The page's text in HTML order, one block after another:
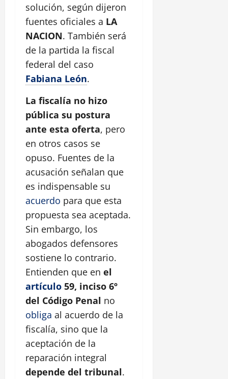
solución, según dijeron
fuentes oficiales a LA
NACION. También será
de la partida la fiscal
federal del caso
Fabiana León.
La fiscalía no hizo
pública su postura
ante esta oferta, pero
en otros casos se
opuso. Fuentes de la
acusación señalan que
es indispensable su
acuerdo para que esta
propuesta sea aceptada.
Sin embargo, los
abogados defensores
sostiene lo contrario.
Entienden que en el
artículo 59, inciso 6º
del Código Penal no
obliga al acuerdo de la
fiscalía, sino que la
aceptación de la
reparación integral
depende del tribunal.